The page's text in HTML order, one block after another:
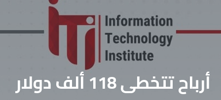
أرباح تتخطى 118 ألف دولار